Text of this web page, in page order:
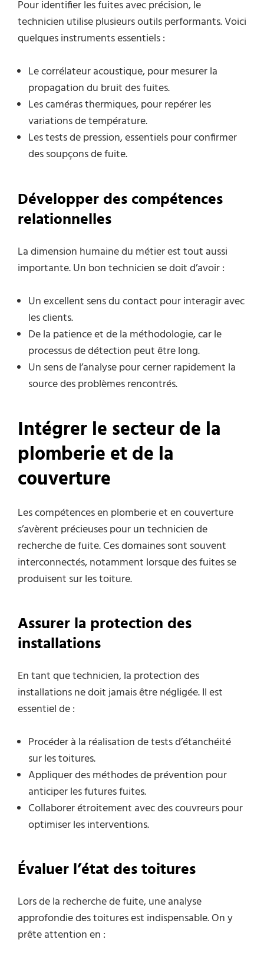
Pour identifier les fuites avec précision, le
technicien utilise plusieurs outils performants. Voici
quelques instruments essentiels :
Le corrélateur acoustique, pour mesurer la
propagation du bruit des fuites.
Les caméras thermiques, pour repérer les
variations de température.
Les tests de pression, essentiels pour confirmer
des soupçons de fuite.
Développer des compétences
relationnelles
La dimension humaine du métier est tout aussi
importante. Un bon technicien se doit d’avoir :
Un excellent sens du contact pour interagir avec
les clients.
De la patience et de la méthodologie, car le
processus de détection peut être long.
Un sens de l’analyse pour cerner rapidement la
source des problèmes rencontrés.
Intégrer le secteur de la
plomberie et de la
couverture
Les compétences en plomberie et en couverture
s’avèrent précieuses pour un technicien de
recherche de fuite. Ces domaines sont souvent
interconnectés, notamment lorsque des fuites se
produisent sur les toiture.
Assurer la protection des
installations
En tant que technicien, la protection des
installations ne doit jamais être négligée. Il est
essentiel de :
Procéder à la réalisation de tests d’étanchéité
sur les toitures.
Appliquer des méthodes de prévention pour
anticiper les futures fuites.
Collaborer étroitement avec des couvreurs pour
optimiser les interventions.
Évaluer l’état des toitures
Lors de la recherche de fuite, une analyse
approfondie des toitures est indispensable. On y
prête attention en :